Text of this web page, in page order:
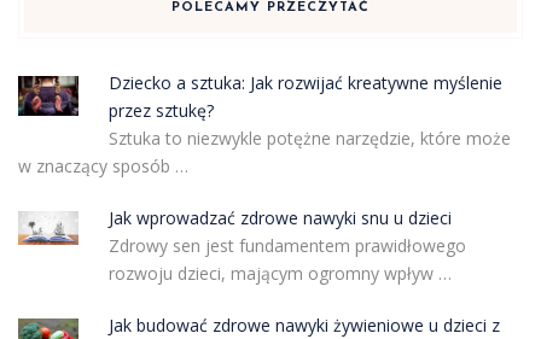
POLECAMY PRZECZYTAĆ
Dziecko a sztuka: Jak rozwijać kreatywne myślenie
przez sztukę?
Sztuka to niezwykle potężne narzędzie, które może
w znaczący sposób …
Jak wprowadzać zdrowe nawyki snu u dzieci
Zdrowy sen jest fundamentem prawidłowego
rozwoju dzieci, mającym ogromny wpływ …
Jak budować zdrowe nawyki żywieniowe u dzieci z